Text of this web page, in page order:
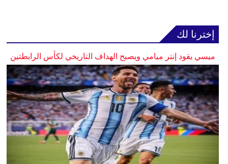
إخترنا لك
ميسي يقود إنتر ميامي ويصبح الهداف التاريخي لكأس الرابطتين